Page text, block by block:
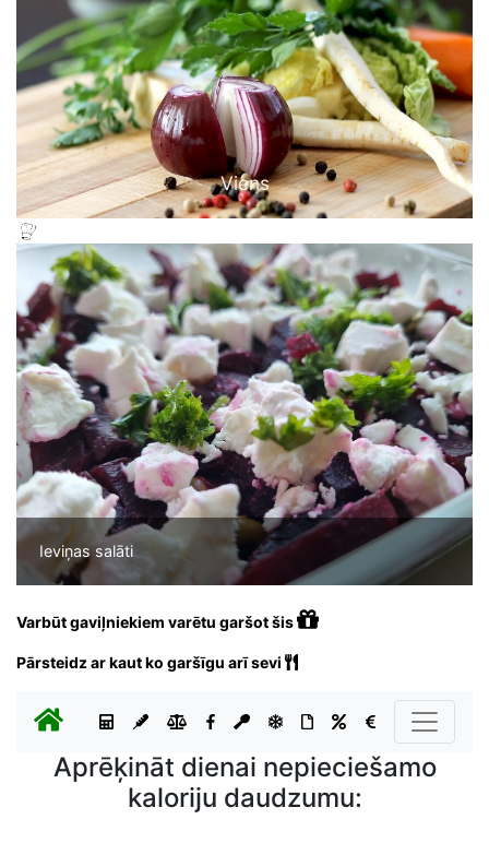
Viens
Ieviņas salāti
Varbūt gaviļniekiem varētu garšot šis
Pārsteidz ar kaut ko garšīgu arī sevi
Aprēķināt dienai nepieciešamo
kaloriju daudzumu: